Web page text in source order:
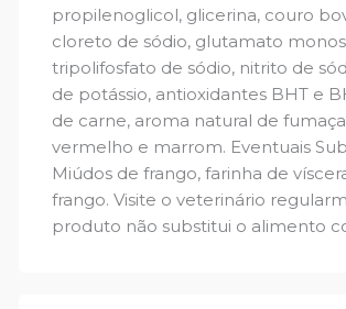
propilenoglicol, glicerina, couro
cloreto de sódio, glutamato
tripolifosfato de sódio, nitrito de
de potássio, antioxidantes BHT e
de carne, aroma natural de
vermelho e marrom. Eventuais
Miúdos de frango, farinha de
frango. Visite o veterinário
produto não substitui o alimento